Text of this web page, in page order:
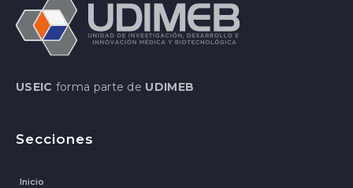
USEIC forma parte de UDIMEB
Secciones
Inicio